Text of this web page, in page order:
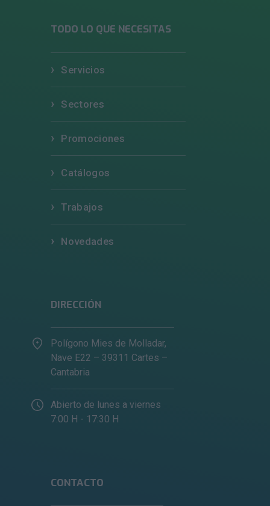
TODO LO QUE NECESITAS
Servicios
Sectores
Promociones
Catálogos
Trabajos
Novedades
DIRECCIÓN
Polígono Mies de Molladar,
Nave E22 – 39311 Cartes –
Cantabria
Abierto de lunes a viernes
7:00 H - 17:30 H
CONTACTO